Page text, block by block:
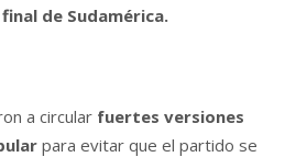
de Sudamérica.
a circular fuertes versiones
para evitar que el partido se